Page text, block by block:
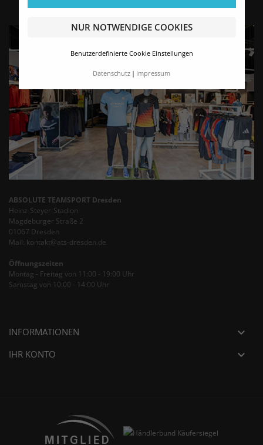
NUR NOTWENDIGE COOKIES
Benutzerdefinierte Cookie Einstellungen
Datenschutz Impressum
ABSOLUTE TEAMSPORT Dresden
Heinz-Steyer-Stadion
Magdeburger Straße 2
01067 Dresden
Mail: kontakt@ats-dresden.de
Öffnungszeiten
Montag - Freitag von 11:00 - 19:00 Uhr
Samstag von 10:00 - 14:00 Uhr
INFORMATIONEN 
IHR KONTO 